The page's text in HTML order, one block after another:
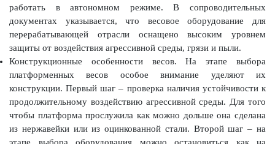
работать в автономном режиме. В сопроводительных
документах указывается, что весовое оборудование для
перерабатывающей отрасли оснащено высоким уровнем
защиты от воздействия агрессивной среды, грязи и пыли.
Конструкционные особенности весов. На этапе выбора
платформенных весов особое внимание уделяют их
конструкции. Первый шаг – проверка наличия устойчивости к
продолжительному воздействию агрессивной среды. Для того
чтобы платформа прослужила как можно дольше она сделана
из нержавейки или из оцинкованной стали. Второй шаг – на